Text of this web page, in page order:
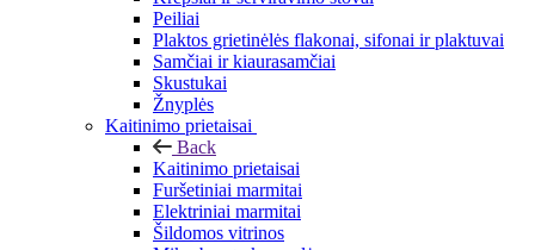
Peiliai
Plaktos grietinėlės flakonai, sifonai ir plaktuvai
Samčiai ir kiaurasamčiai
Skustukai
Žnyplės
Kaitinimo prietaisai
Back
Kaitinimo prietaisai
Furšetiniai marmitai
Elektriniai marmitai
Šildomos vitrinos